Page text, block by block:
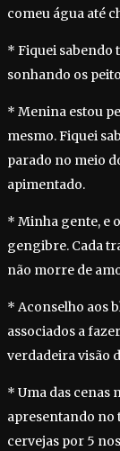
comeu água até
* Fiquei sabendo
sonhando os
* Menina estou
mesmo. Fiquei
parado no meio
apimentado.
* Minha gente, e
gengibre. Cada
não morre de
* Aconselho aos
associados a
verdadeira visão
* Uma das cenas
apresentando no
cervejas por 5